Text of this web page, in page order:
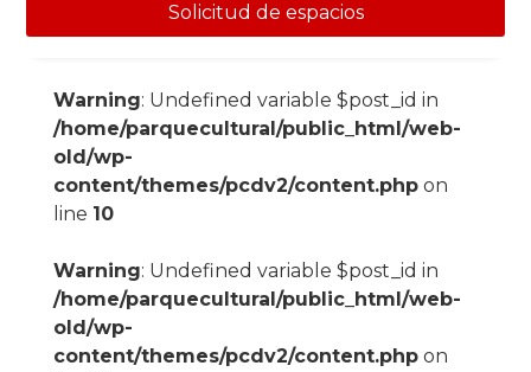
Solicitud de espacios
Warning: Undefined variable $post_id in
/home/parquecultural/public_html/web-
old/wp-
content/themes/pcdv2/content.phpon
line 10
Warning: Undefined variable $post_id in
/home/parquecultural/public_html/web-
old/wp-
content/themes/pcdv2/content.phpon